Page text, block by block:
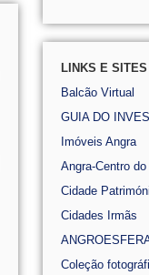
LINKS E
Balcão Virtual
GUIA DO
Imóveis Angra
Angra-Centro
Cidade
Cidades Irmãs
Coleção